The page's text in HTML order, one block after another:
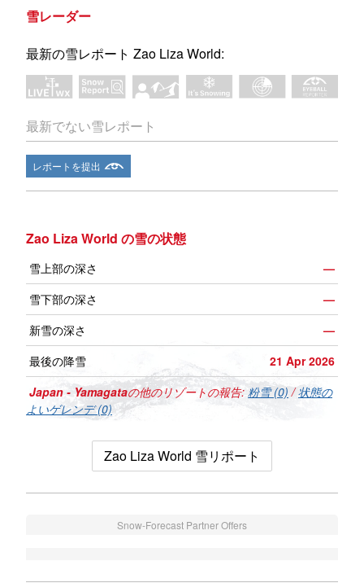
雪レーダー
最新の雪レポート Zao Liza World:
最新でない雪レポート
レポートを提出
Zao Liza World の雪の状態
雪上部の深さ
—
雪下部の深さ
—
新雪の深さ
—
最後の降雪
21 Apr 2026
Japan - Yamagataの他のリゾートの報告: 粉雪 (0) /状態の
よいゲレンデ (0)
Zao Liza World 雪リポート
Snow-Forecast Partner Offers